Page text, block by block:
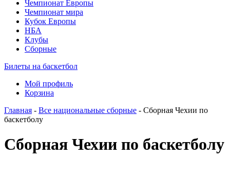
Чемпионат Европы
Чемпионат мира
Кубок Европы
НБА
Клубы
Сборные
Билеты на баскетбол
Мой профиль
Корзина
Главная - Все национальные сборные - Сборная Чехии по
баскетболу
Сборная Чехии по баскетболу